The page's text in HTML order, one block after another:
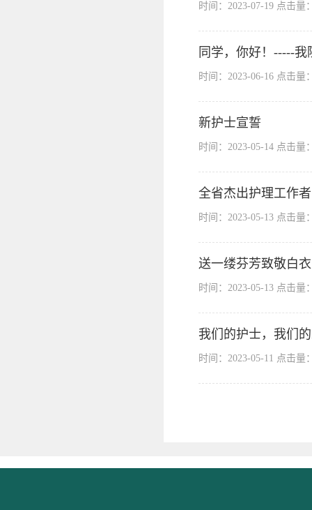
时间：2023-07-19 点击量
同学，你好！-----
时间：2023-06-16 点击量
新护士宣誓 ​
时间：2023-05-14 点击量
全省杰出护理工作
时间：2023-05-13 点击量
送一缕芬芳致敬白
时间：2023-05-13 点击量
我们的护士，我们
时间：2023-05-11 点击量